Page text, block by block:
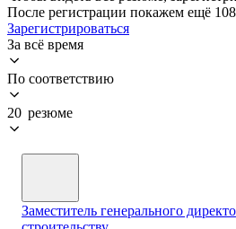
После регистрации покажем ещё
Зарегистрироваться
За всё время
По соответствию
20 резюме
Заместитель генерального